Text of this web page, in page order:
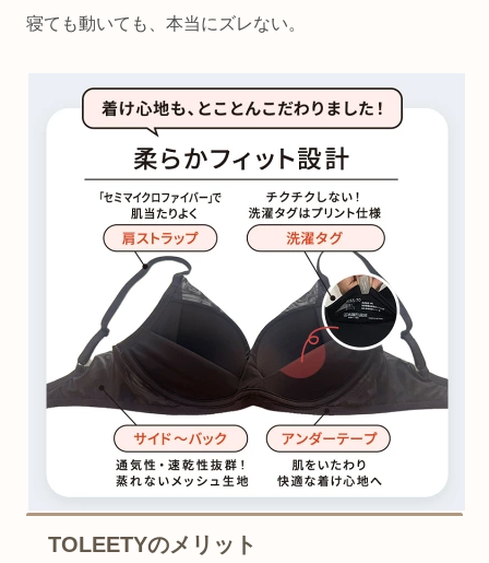
寝ても動いても、本当にズレない。
TOLEETYのメリット